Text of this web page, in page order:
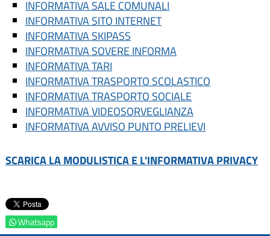
INFORMATIVA SALE COMUNALI
INFORMATIVA SITO INTERNET
INFORMATIVA SKIPASS
INFORMATIVA SOVERE INFORMA
INFORMATIVA TARI
INFORMATIVA TRASPORTO SCOLASTICO
INFORMATIVA TRASPORTO SOCIALE
INFORMATIVA VIDEOSORVEGLIANZA
INFORMATIVA AVVISO PUNTO PRELIEVI
SCARICA LA MODULISTICA E L'INFORMATIVA PRIVACY
Whatsapp